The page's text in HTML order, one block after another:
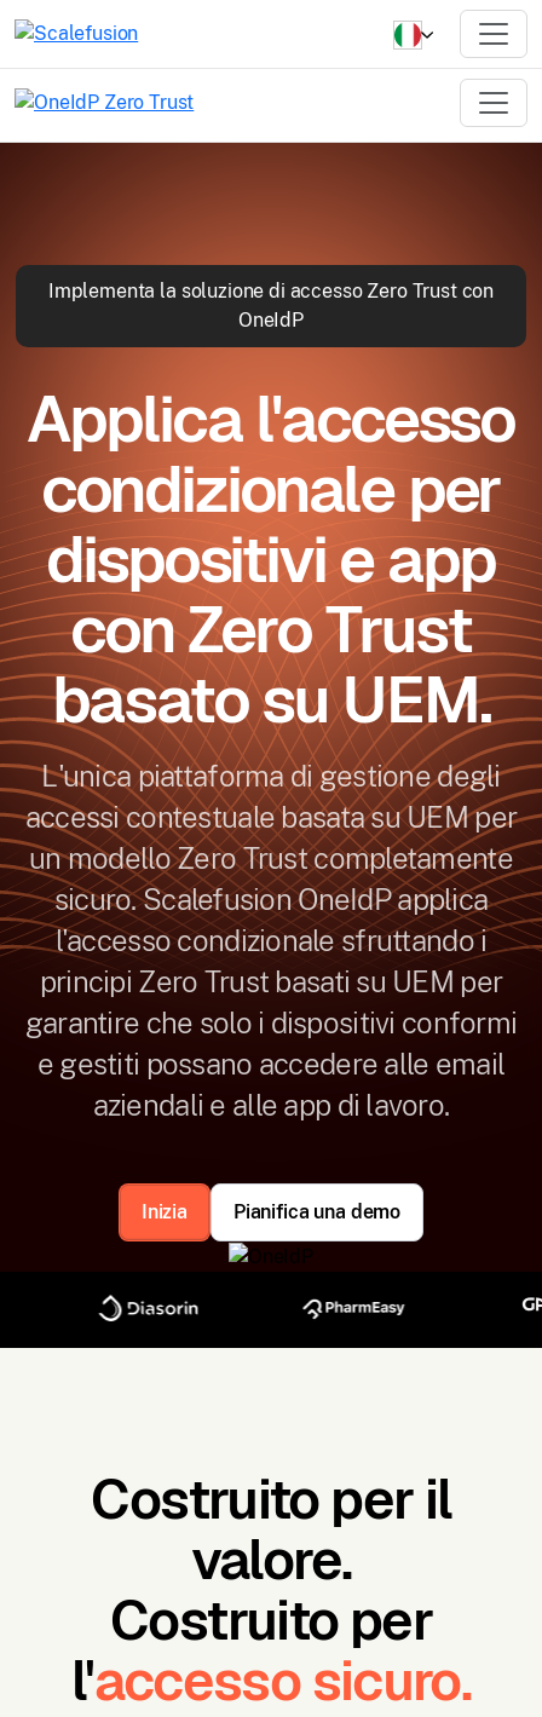
Implementa la soluzione di accesso Zero Trust con
OneIdP
Applica l'accesso
condizionale per
dispositivi e app
con Zero Trust
basato su UEM.
L'unica piattaforma di gestione degli
accessi contestuale basata su UEM per
un modello Zero Trust completamente
sicuro. Scalefusion OneIdP applica
l'accesso condizionale sfruttando i
principi Zero Trust basati su UEM per
garantire che solo i dispositivi conformi
e gestiti possano accedere alle email
aziendali e alle app di lavoro.
Inizia Pianifica una demo
Costruito per il
valore.
Costruito per
l'accesso sicuro.